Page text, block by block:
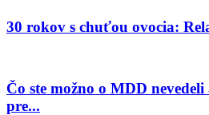
30 rokov s chuťou ovocia:
Čo ste možno o MDD
pre...